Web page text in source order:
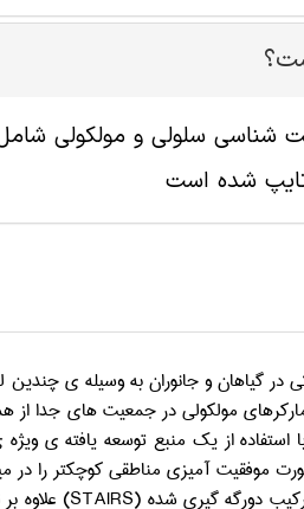
شده است
در گیاهان و جانوران به وسیله ی
مولکولی در جمعیت های جدا از
از یک منبع توسعه یافته ی
موفقیت آمیزی مناطقی کوچکتر را در
دورگه گیری شده (STAIRS) علاوه